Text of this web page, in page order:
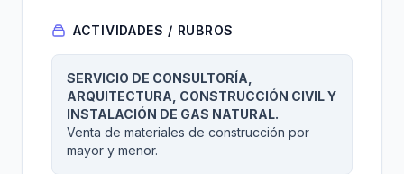
ACTIVIDADES / RUBROS
SERVICIO DE CONSULTORÍA,
ARQUITECTURA, CONSTRUCCIÓN CIVIL Y
INSTALACIÓN DE GAS NATURAL.
Venta de materiales de construcción por
mayor y menor.